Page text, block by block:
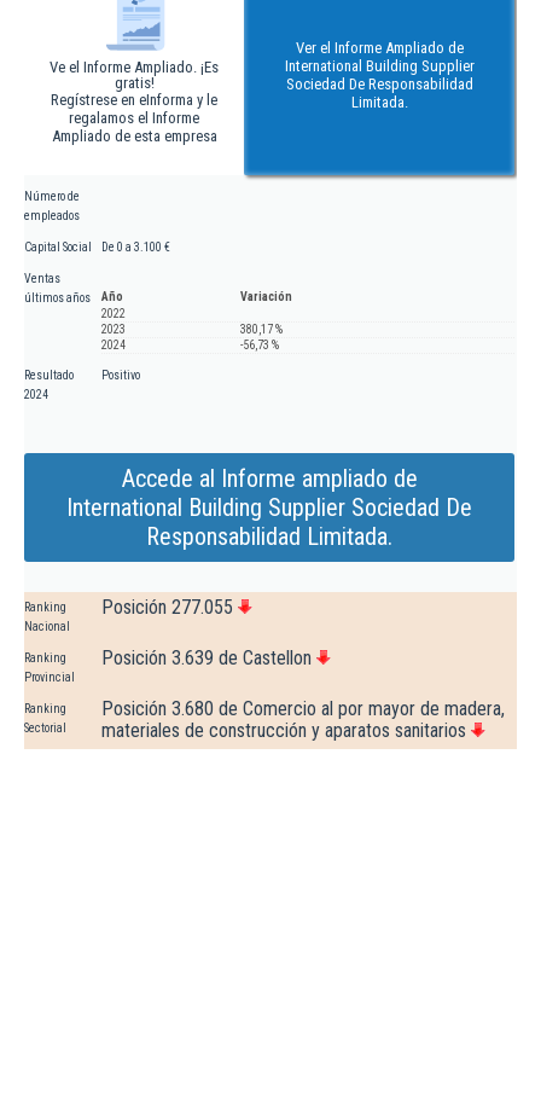
Ve el Informe Ampliado. ¡Es
gratis!
Regístrese en eInforma y le
regalamos el Informe
Ampliado de esta empresa
Ver el Informe Ampliado de
International Building Supplier
Sociedad De Responsabilidad
Limitada.
Número de
empleados
Capital Social De 0 a 3.100 €
Ventas
últimos años
Año
Variación
2022
2023
380,17 %
2024
-56,73 %
Resultado
2024
Positivo
Accede al Informe ampliado de
International Building Supplier Sociedad De
Responsabilidad Limitada.
Ranking
Nacional
Posición 277.055
Ranking
Provincial
Posición 3.639 de Castellon
Ranking
Sectorial
Posición 3.680 de Comercio al por mayor de madera,
materiales de construcción y aparatos sanitarios